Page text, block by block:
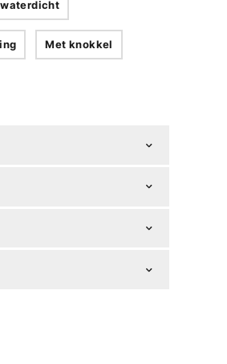
Met knokkel